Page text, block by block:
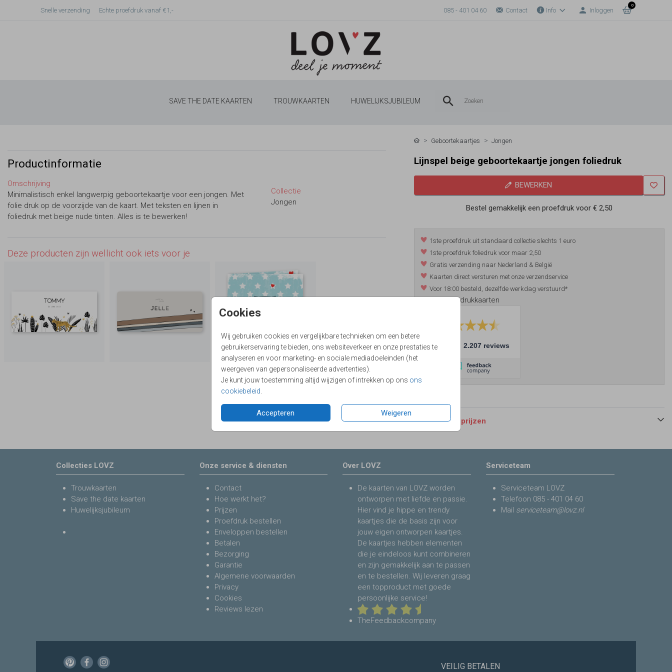
Snelle verzending Echte proefdruk vanaf €1,- 085 - 401 04 60 Contact Info Inloggen
0
SAVE THE DATE KAARTEN TROUWKAARTEN HUWELIJKSJUBILEUM
Cookies
Wij gebruiken cookies en vergelijkbare technieken om een betere
gebruikerservaring te bieden, ons websiteverkeer en onze prestaties te
analyseren en voor marketing- en sociale mediadoeleinden (het
weergeven van gepersonaliseerde advertenties).
Je kunt jouw toestemming altijd wijzigen of intrekken op ons ons
cookiebeleid
Accepteren Weigeren
Productinformatie
Omschrijving
Minimalistisch enkel langwerpig geboortekaartje voor een jongen. Met
folie druk op de voorzijde van de kaart. Met teksten en lijnen in
foliedruk met beige nude tinten. Alles is te bewerken!
Collectie
Jongen
Deze producten zijn wellicht ook iets voor je
Geboortekaartjes Jongen
Lijnspel beige geboortekaartje jongen foliedruk
BEWERKEN
Bestel gemakkelijk een proefdruk voor€ 2,50
1ste proefdruk uit standaard collectie slechts 1 euro
1ste proefdruk foliedruk voor maar 2,50
Gratis verzending naar Nederland & België
Kaarten direct versturen met onze verzendservice
Voor 18:00 besteld, dezelfde werkdag verstuurd*
*m.u.v. foliedrukkaarten
9.4 2.207 reviews
Formaten en prijzen
Collecties LOVZ
Trouwkaarten
Save the date kaarten
Huwelijksjubileum
Onze service & diensten
Contact
Hoe werkt het?
Prijzen
Proefdruk bestellen
Enveloppen bestellen
Betalen
Bezorging
Garantie
Algemene voorwaarden
Privacy
Cookies
Reviews lezen
Over LOVZ
De kaarten van LOVZ worden
ontworpen met liefde en passie.
Hier vind je hippe en trendy
kaartjes die de basis zijn voor
jouw eigen ontworpen kaartjes.
De kaartjes hebben elementen
die je eindeloos kunt combineren
en zijn gemakkelijk aan te passen
en te bestellen. Wij leveren graag
een topproduct met goede
persoonlijke service!
TheFeedbackcompany
Serviceteam
Serviceteam LOVZ
Telefoon 085 - 401 04 60
Mail serviceteam@lovz.nl
VEILIG BETALEN